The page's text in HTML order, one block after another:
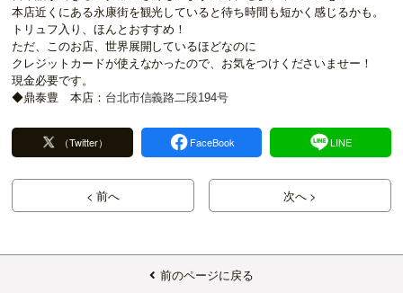
本店近くにある永康街を観光していると待ち時間も短かく感じるかも。
トリュフ入り、ほんとおすすめ！
ただ、このお店、世界展開しているほどなのに
クレジットカードが使えなかったので、お気をつけくださいませー！
現金必要です。
◆鼎泰豊 本店： 台北市信義路二段194号
（Twitter） FaceBook LINE
< 前へ 次へ >
前のページに戻る